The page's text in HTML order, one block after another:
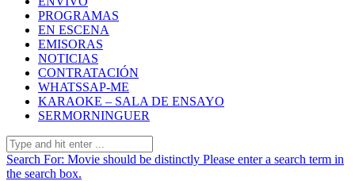
PROGRAMAS
EN ESCENA
EMISORAS
NOTICIAS
CONTRATACIÓN
WHATSSAP-ME
KARAOKE – SALA DE ENSAYO
SERMORNINGUER
Search For: Movie should be distinctly Please enter a search term in
the search box.